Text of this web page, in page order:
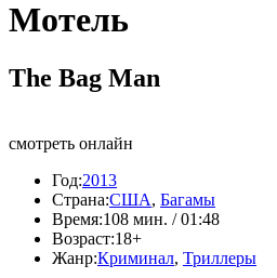
Мотель
The Bag Man
смотреть онлайн
Год:2013
Страна:США, Багамы
Время:108 мин. / 01:48
Возраст:18+
Жанр:Криминал, Триллеры